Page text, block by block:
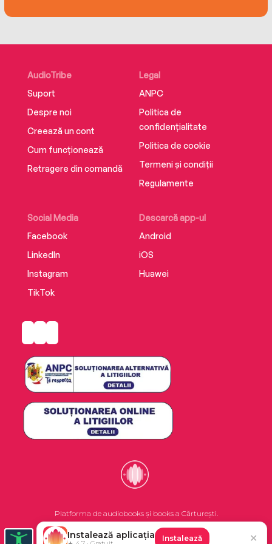
AudioTribe
Suport
Despre noi
Creează un cont
Cum funcționează
Retragere din comandă
Social Media
Facebook
LinkedIn
Instagram
TikTok
Descarcă app-ul
Android
iOS
Huawei
Legal
ANPC
Politica de
confidențialitate
Politica de cookie
Termeni și condiții
Regulamente
Platforma de audiobooks și books a Cărturești.
Instalează aplicația Instalează ✕